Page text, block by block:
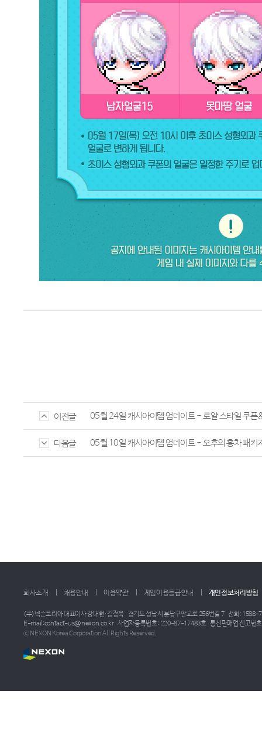
이전글 05월 24일 캐시아이템 업데이트 - 로얄 스타일 쿠폰
다음글 05월 10일 캐시아이템 업데이트 - 오후의 홍차 패키
회사소개 채용안내 이용약관 게임이용등급안내 개인정보처리방침
(주)넥슨코리아 대표이사 강대현·김정욱 경기도 성남시 분당구판교로 256번길 7 전화: 1588-
E-mail:contact-us@nexon.co.kr 사업자등록번호 : 220-87-17483호 통신판매업 신고번
ⓒ NEXON Korea Corporation All Rights Reserved.